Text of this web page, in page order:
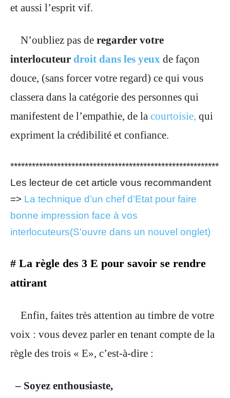
et aussi l’esprit vif.
N’oubliez pas de regarder votre
interlocuteur droit dans les yeux de façon
douce, (sans forcer votre regard) ce qui vous
classera dans la catégorie des personnes qui
manifestent de l’empathie, de la courtoisie, qui
expriment la crédibilité et confiance.
**********************************************************
Les lecteur de cet article vous recommandent
=> La technique d’un chef d’Etat pour faire
bonne impression face à vos
interlocuteurs(S’ouvre dans un nouvel onglet)
# La règle des 3 E pour savoir se rendre
attirant
Enfin, faites très attention au timbre de votre
voix : vous devez parler en tenant compte de la
règle des trois « E», c’est-à-dire :
– Soyez enthousiaste,